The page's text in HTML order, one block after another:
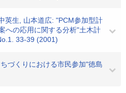
英生, 山本道広: "PCM参加型計
への応用に関する分析"土木計
33-39 (2001)
づくりにおける市民参加"徳島